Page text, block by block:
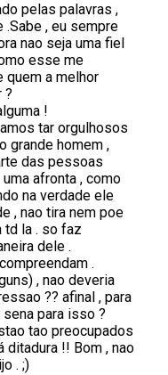
pelas palavras ,
, eu sempre
nao seja uma fiel
esse me
quem a melhor
?
!
tar orgulhosos
grande homem ,
das pessoas
afronta , como
na verdade ele
, nao tira nem poe
td la . so faz
dele .
.
, nao deveria
?? afinal , para
para isso ?
tao preocupados
ditadura !! Bom , nao
. ;)